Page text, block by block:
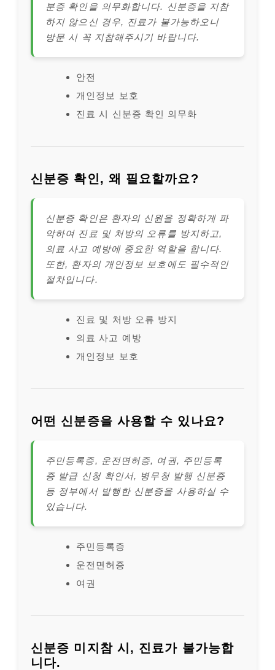
분증 확인을 의무화합니다. 신분증을 지참
하지 않으신 경우, 진료가 불가능하오니
방문 시 꼭 지참해주시기 바랍니다.
안전
개인정보 보호
진료 시 신분증 확인 의무화
신분증 확인, 왜 필요할까요?
신분증 확인은 환자의 신원을 정확하게 파
악하여 진료 및 처방의 오류를 방지하고,
의료 사고 예방에 중요한 역할을 합니다.
또한, 환자의 개인정보 보호에도 필수적인
절차입니다.
진료 및 처방 오류 방지
의료 사고 예방
개인정보 보호
어떤 신분증을 사용할 수 있나요?
주민등록증, 운전면허증, 여권, 주민등록
증 발급 신청 확인서, 병무청 발행 신분증
등 정부에서 발행한 신분증을 사용하실 수
있습니다.
주민등록증
운전면허증
여권
신분증 미지참 시, 진료가 불가능합
니다.